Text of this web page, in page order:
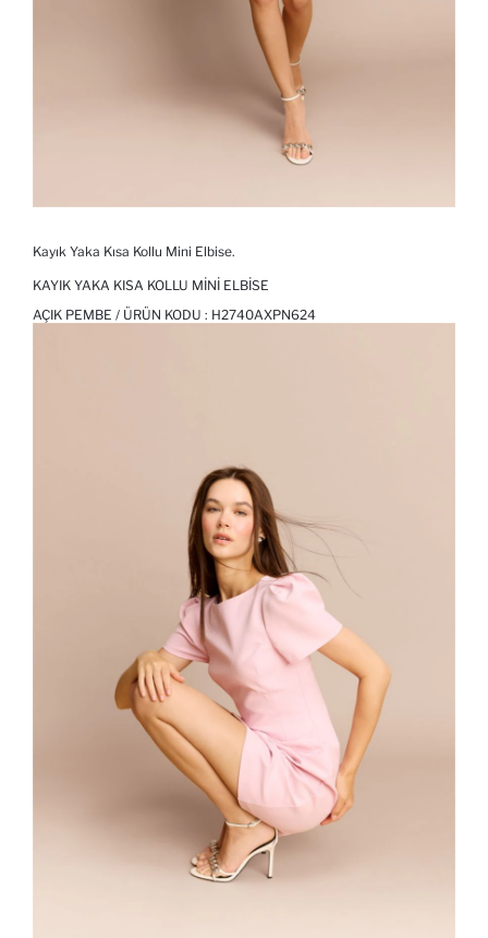
Kayık Yaka Kısa Kollu Mini Elbise.
KAYIK YAKA KISA KOLLU MINI ELBISE
AÇIK PEMBE / ÜRÜN KODU : H2740AXPN624